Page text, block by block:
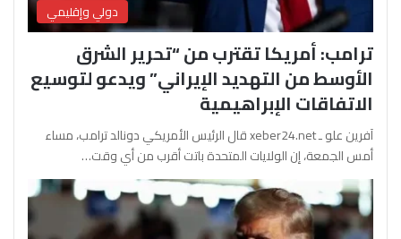
دولي وإقليمي
ترامب: أمريكا تقترب من “تحرير الشرق
الأوسط من التهديد الإيراني” ويدعو لتوسيع
الاتفاقات الإبراهيمية
آفرين علو ـ xeber24.net قال الرئيس الأمريكي دونالد ترامب، مساء
أمس الجمعة، إن الولايات المتحدة باتت أقرب من أي وقت…